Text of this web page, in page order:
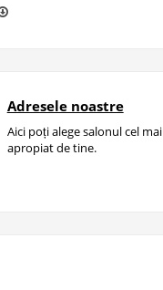
Adresele noastre
Aici poți alege salonul cel mai
apropiat de tine.